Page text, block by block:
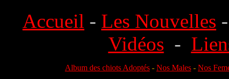
Accueil - Les Nouvelles
Vidéos -
Album des chiots Adoptés - Nos Males - Nos